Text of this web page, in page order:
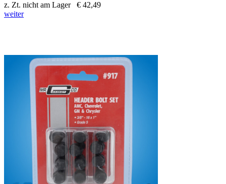
z. Zt. nicht am Lager
€ 42,49
weiter